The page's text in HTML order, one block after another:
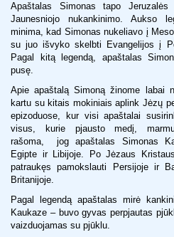
Apaštalas Simonas tapo
Jaunesniojo nukankinimo. Aukso
minima, kad Simonas nukeliavo į
su juo išvyko skelbti Evangelijos į
Pagal kitą legendą, apaštalas
pusę.
Apie apaštalą Simoną žinome labai
kartu su kitais mokiniais aplink Jėzų
epizoduose, kur visi apaštalai
visus, kurie pjausto medį,
rašoma, jog apaštalas Simonas
Egipte ir Libijoje. Po Jėzaus
patraukęs pamokslauti Persijoje ir
Britanijoje.
Pagal legendą apaštalas mirė
Kaukaze – buvo gyvas perpjautas
vaizduojamas su pjūklu.